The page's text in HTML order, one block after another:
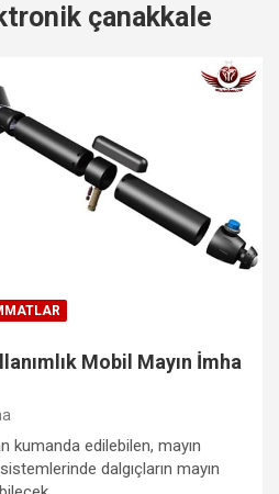
çanakkale
Mobil Mayın İmha
kumanda edilebilen, mayın
dalgıçların mayın